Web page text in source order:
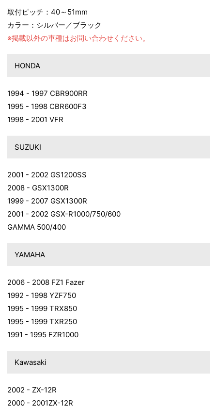
取付ピッチ：40～51mm
カラー：シルバー／ブラック
※掲載以外の車種はお問い合わせください。
HONDA
1994 - 1997 CBR900RR
1995 - 1998 CBR600F3
1998 - 2001 VFR
SUZUKI
2001 - 2002 GS1200SS
2008 - GSX1300R
1999 - 2007 GSX1300R
2001 - 2002 GSX-R1000/750/600
GAMMA 500/400
YAMAHA
2006 - 2008 FZ1 Fazer
1992 - 1998 YZF750
1995 - 1999 TRX850
1995 - 1999 TXR250
1991 - 1995 FZR1000
Kawasaki
2002 - ZX-12R
2000 - 2001ZX-12R